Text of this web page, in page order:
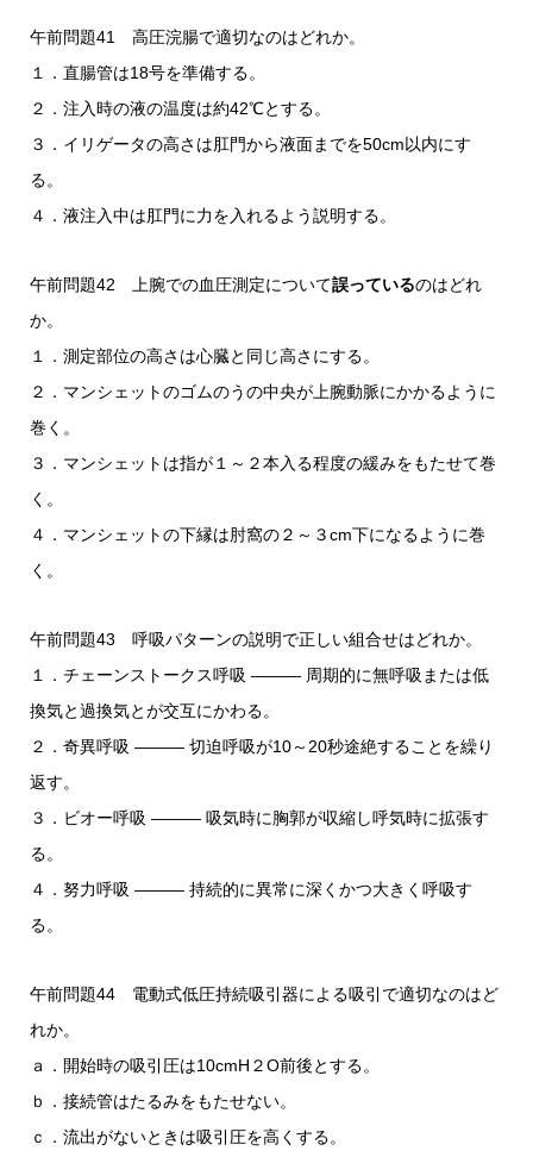
午前問題41 高圧浣腸で適切なのはどれか。
１．直腸管は18号を準備する。
２．注入時の液の温度は約42℃とする。
３．イリゲータの高さは肛門から液面までを50cm以内にす
る。
４．液注入中は肛門に力を入れるよう説明する。
午前問題42 上腕での血圧測定について誤っているのはどれ
か。
１．測定部位の高さは心臓と同じ高さにする。
２．マンシェットのゴムのうの中央が上腕動脈にかかるように
巻く。
３．マンシェットは指が１～２本入る程度の緩みをもたせて巻
く。
４．マンシェットの下縁は肘窩の２～３cm下になるように巻
く。
午前問題43 呼吸パターンの説明で正しい組合せはどれか。
１．チェーンストークス呼吸 ――― 周期的に無呼吸または低
換気と過換気とが交互にかわる。
２．奇異呼吸 ――― 切迫呼吸が10～20秒途絶することを繰り
返す。
３．ビオー呼吸 ――― 吸気時に胸郭が収縮し呼気時に拡張す
る。
４．努力呼吸 ――― 持続的に異常に深くかつ大きく呼吸す
る。
午前問題44 電動式低圧持続吸引器による吸引で適切なのはど
れか。
ａ．開始時の吸引圧は10cmH２O前後とする。
ｂ．接続管はたるみをもたせない。
ｃ．流出がないときは吸引圧を高くする。